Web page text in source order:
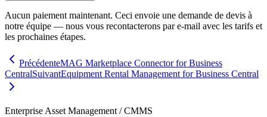
Aucun paiement maintenant. Ceci envoie une demande de devis à
notre équipe — nous vous recontacterons par e-mail avec les tarifs et
les prochaines étapes.
PrécédenteMAG Marketplace Connector for Business
CentralSuivantEquipment Rental Management for Business Central
Enterprise Asset Management / CMMS